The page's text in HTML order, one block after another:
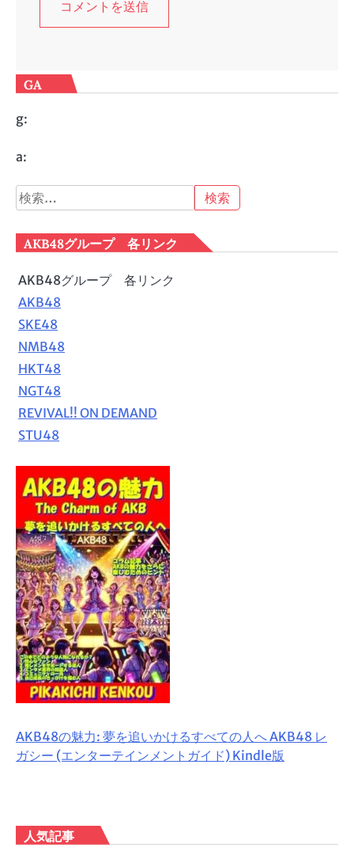
GA
g:
a:
検
索:
AKB48グループ 各リンク
AKB48グループ 各リンク
AKB48
SKE48
NMB48
HKT48
NGT48
REVIVAL!! ON DEMAND
STU48
AKB48の魅力: 夢を追いかけるすべての人へ AKB48 レ
ガシー (エンターテインメントガイド) Kindle版
人気記事